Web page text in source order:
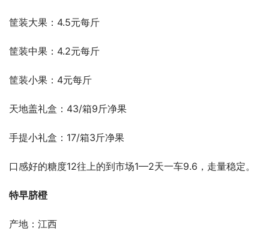
筐装大果：4.5元每斤
筐装中果：4.2元每斤
筐装小果：4元每斤
天地盖礼盒：43/箱9斤净果
手提小礼盒：17/箱3斤净果
口感好的糖度12往上的到市场1—2天一车9.6，走量稳定。
特早脐橙
产地：江西